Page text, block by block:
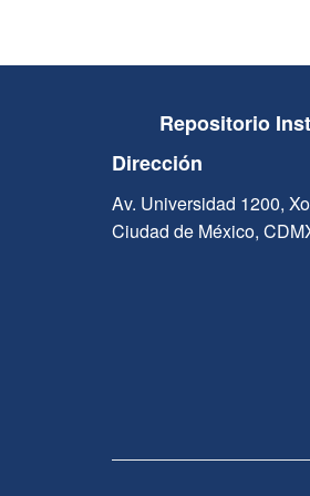
Repositorio
Dirección
Av. Universidad 1200,
Ciudad de México,